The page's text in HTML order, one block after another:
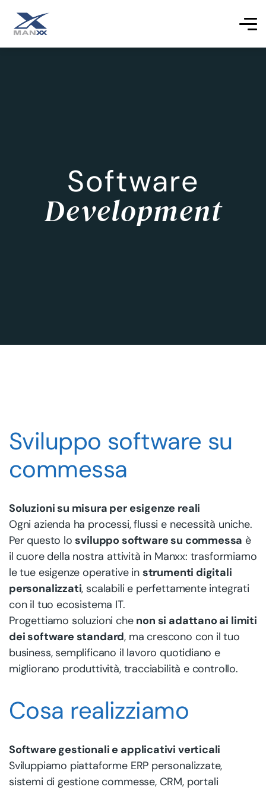
Software
Development
Sviluppo software su
commessa
Soluzioni su misura per esigenze reali
Ogni azienda ha processi, flussi e necessità uniche.
Per questo losviluppo software su commessa è
il cuore della nostra attività in Manxx: trasformiamo
le tue esigenze operative in strumenti digitali
personalizzati, scalabili e perfettamente integrati
con il tuo ecosistema IT.
Progettiamo soluzioni che non si adattano ai limiti
dei software standard, ma crescono con il tuo
business, semplificano il lavoro quotidiano e
migliorano produttività, tracciabilità e controllo.
Cosa realizziamo
Software gestionali e applicativi verticali
Sviluppiamo piattaforme ERP personalizzate,
sistemi di gestione commesse, CRM, portali